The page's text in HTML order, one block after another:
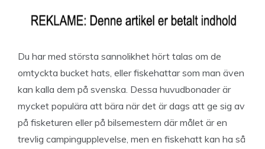
Du har med största sannolikhet hört talas om de
omtyckta bucket hats, eller fiskehattar som man även
kan kalla dem på svenska. Dessa huvudbonader är
mycket populära att bära när det är dags att ge sig av
på fisketuren eller på bilsemestern där målet är en
trevlig campingupplevelse, men en fiskehatt kan ha så